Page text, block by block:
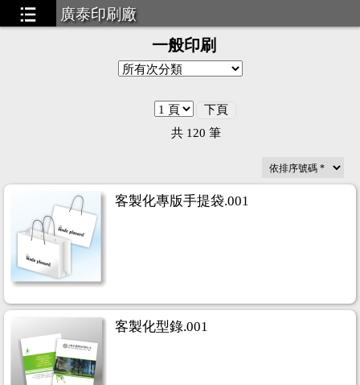
廣泰印刷廠
一般印刷
下頁
共 120 筆
客製化專版手提袋.001
客製化型錄.001